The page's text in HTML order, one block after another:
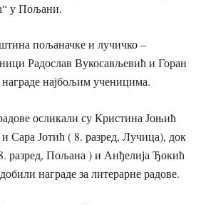
у Пољани.
пољаначке и лучичко –
Радослав Вукосављевић и Горан
најбољим ученицима.
осликали су Кристина Јоњић
Сара Јотић ( 8. разред, Лучица), док
разред, Пољана ) и Анђелија Ђокић
награде за литерарне радове.